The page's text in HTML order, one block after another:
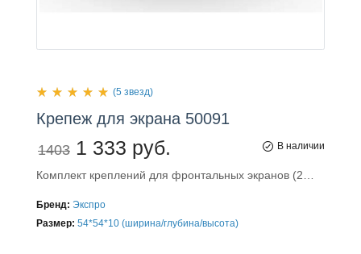
(5 звезд)
Крепеж для экрана 50091
1403 1 333 руб. В наличии
Комплект креплений для фронтальных экранов (2…
Бренд: Экспро
Размер: 54*54*10 (ширина/глубина/высота)